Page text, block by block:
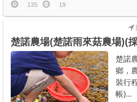
135 19
楚諾農場(楚諾雨來菇農場)(
楚諾
鄉，
裝行
帳)...